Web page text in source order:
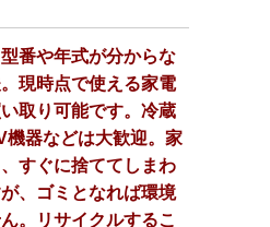
番や年式が分からな
現時点で使える家電
取り可能です。冷蔵
機器などは大歓迎。家
すぐに捨ててしまわ
、ゴミとなれば環境
。リサイクルするこ